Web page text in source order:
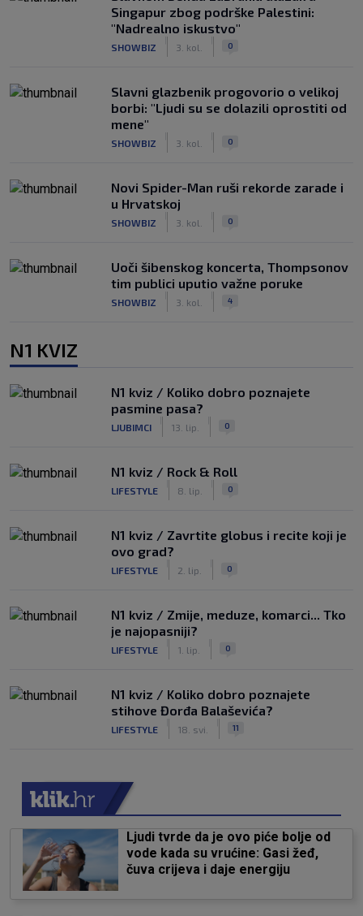
Singapur zbog podrške Palestini:
"Nadrealno iskustvo"
SHOWBIZ 3. kol. 0
Slavni glazbenik progovorio o velikoj
borbi: "Ljudi su se dolazili oprostiti od
mene"
SHOWBIZ 3. kol. 0
Novi Spider-Man ruši rekorde zarade i
u Hrvatskoj
SHOWBIZ 3. kol. 0
Uoči šibenskog koncerta, Thompsonov
tim publici uputio važne poruke
SHOWBIZ 3. kol. 4
N1 KVIZ
N1 kviz / Koliko dobro poznajete
pasmine pasa?
LJUBIMCI 13. lip. 0
N1 kviz / Rock & Roll
LIFESTYLE 8. lip. 0
N1 kviz / Zavrtite globus i recite koji je
ovo grad?
LIFESTYLE 2. lip. 0
N1 kviz / Zmije, meduze, komarci... Tko
je najopasniji?
LIFESTYLE 1. lip. 0
N1 kviz / Koliko dobro poznajete
stihove Đorđa Balaševića?
LIFESTYLE 18. svi. 11
Ljudi tvrde da je ovo piće bolje od
vode kada su vrućine: Gasi žeđ,
čuva crijeva i daje energiju